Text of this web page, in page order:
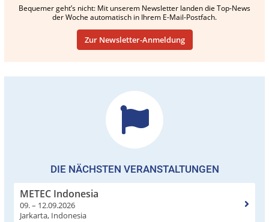
Bequemer geht’s nicht: Mit unserem Newsletter landen die Top-News
der Woche automatisch in Ihrem E-Mail-Postfach.
Zur Newsletter-Anmeldung
DIE NÄCHSTEN VERANSTALTUNGEN
METEC Indonesia
09. – 12.09.2026
Jarkarta, Indonesia